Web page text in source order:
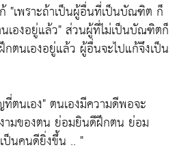
"เพราะถ้าเป็นผู้อื่นที่เป็นบัณฑิต ก็
เองอยู่แล้ว"ส่วนผู้ที่ไม่เป็นบัณฑิตก็
ตนเองอยู่แล้ว ผู้อื่นจะไปแก้จึงเป็น
ตนเอง"ตนเองมีความดีพอจะ
ามของตน ย่อมยินดีฝึกตน ย่อม
ป็นคนดียิ่งขึ้น .. "